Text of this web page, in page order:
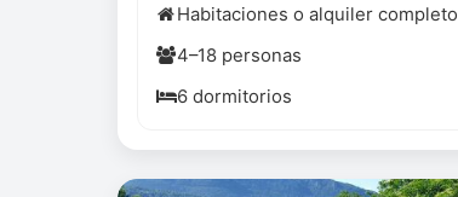
Habitaciones o alquiler completo
4–18 personas
6 dormitorios